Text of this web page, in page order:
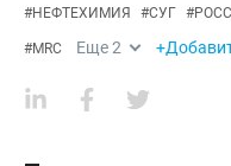
#НЕФТЕХИМИЯ #СУГ #
#MRC Еще2